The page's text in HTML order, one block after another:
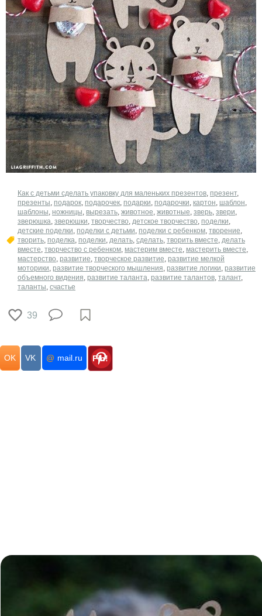
Как с детьми сделать упаковку для маленьких презентов, презент,
презенты, подарок, подарочек, подарки, подарочки, картон, шаблон,
шаблоны, ножницы, вырезать, животное, животные, зверь, звери,
зверюшка, зверюшки, творчество, детское творчество, поделки,
детские поделки, поделки с детьми, поделки с ребенком, творение,
творить, поделка, поделки, делать, сделать, творить вместе, делать
вместе, творчество с ребенком, мастерим вместе, мастерить вместе,
мастерство, развитие, творческое развитие, развитие мелкой
моторики, развитие творческого мышления, развитие логики, развитие
объемного видения, развитие таланта, развитие талантов, талант,
таланты, счастье
39
OK VK @ mail.ru Pin!